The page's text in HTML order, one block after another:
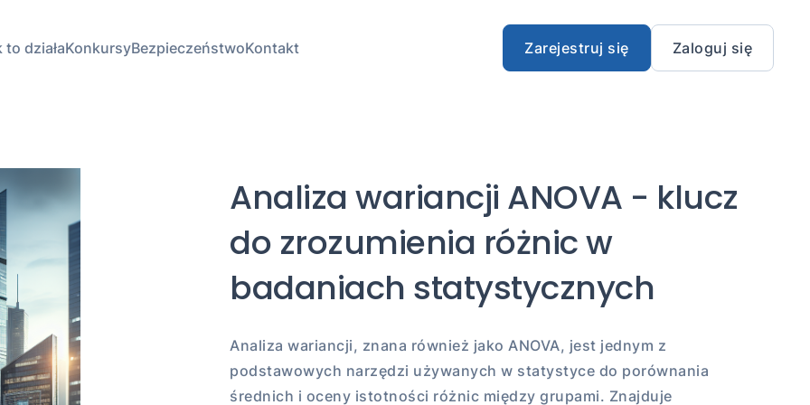
to działaKonkursyBezpieczeństwoKontakt Zarejestruj się Zaloguj się
Analiza wariancji ANOVA - klucz
do zrozumienia różnic w
badaniach statystycznych
Analiza wariancji, znana również jako ANOVA, jest jednym z
podstawowych narzędzi używanych w statystyce do porównania
średnich i oceny istotności różnic między grupami. Znajduje